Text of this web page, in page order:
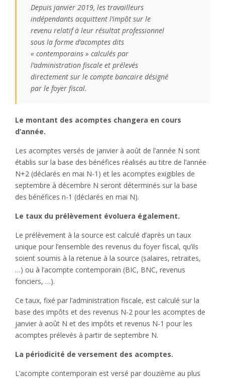
Depuis janvier 2019, les travailleurs
indépendants acquittent l’impôt sur le
revenu relatif à leur résultat professionnel
sous la forme d’acomptes dits
« contemporains » calculés par
l’administration fiscale et prélevés
directement sur le compte bancaire désigné
par le foyer fiscal.
Le montant des acomptes changera en cours
d’année.
Les acomptes versés de janvier à août de l’année N sont
établis sur la base des bénéfices réalisés au titre de l’année
N+2 (déclarés en mai N-1) et les acomptes exigibles de
septembre à décembre N seront déterminés sur la base
des bénéfices n-1 (déclarés en mai N).
Le taux du prélèvement évoluera également.
Le prélèvement à la source est calculé d’après un taux
unique pour l’ensemble des revenus du foyer fiscal, qu’ils
soient soumis à la retenue à la source (salaires, retraites,
…) ou à l’acompte contemporain (BIC, BNC, revenus
fonciers, …).
Ce taux, fixé par l’administration fiscale, est calculé sur la
base des impôts et des revenus N-2 pour les acomptes de
janvier à août N et des impôts et revenus N-1 pour les
acomptes prélevés à partir de septembre N.
La périodicité de versement des acomptes.
L’acompte contemporain est versé par douzième au plus